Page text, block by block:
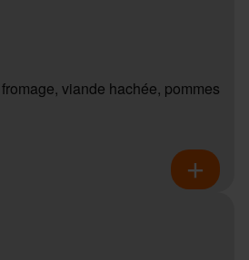
viande hachée, pommes